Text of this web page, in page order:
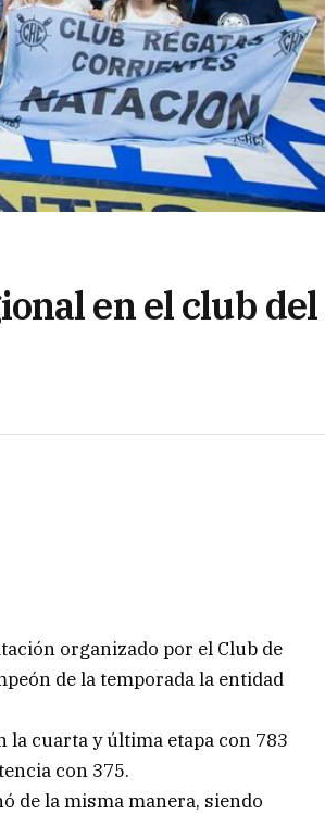
en el club del
organizado por el Club de
de la temporada la entidad
cuarta y última etapa con 783
con 375.
de la misma manera, siendo